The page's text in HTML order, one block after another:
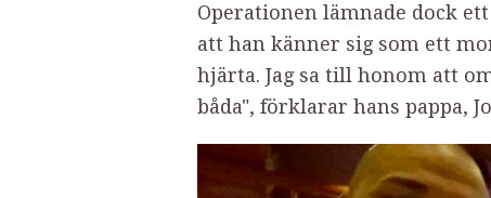
Operationen lämnade dock
att han känner sig som ett
hjärta. Jag sa till honom att
båda", förklarar hans pappa,